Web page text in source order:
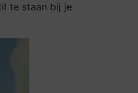
te staan bij je